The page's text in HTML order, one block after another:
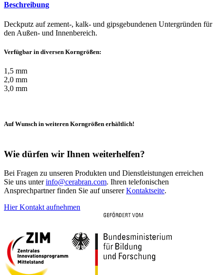
Beschreibung
Deckputz auf zement-, kalk- und gipsgebundenen Untergründen für
den Außen- und Innenbereich.
Verfügbar in diversen Korngrößen:
1,5 mm
2,0 mm
3,0 mm
Auf Wunsch in weiteren Korngrößen erhältlich!
Wie dürfen wir Ihnen weiterhelfen?
Bei Fragen zu unseren Produkten und Dienstleistungen erreichen
Sie uns unterinfo@cerabran.com. Ihren telefonischen
Ansprechpartner finden Sie auf unsererKontaktseite.
Hier Kontakt aufnehmen